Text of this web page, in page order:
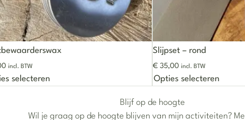
Deze optie kan gekozen worden op de productpagina
incl. BTW
selecteren Dit product heeft meerdere variaties. Deze optie
Slijpset – rond
€ 35,00 incl. BTW
Opties selecteren Dit
Blijf op de hoogte
Wil je graag op de hoogte blijven van mijn activiteiten?